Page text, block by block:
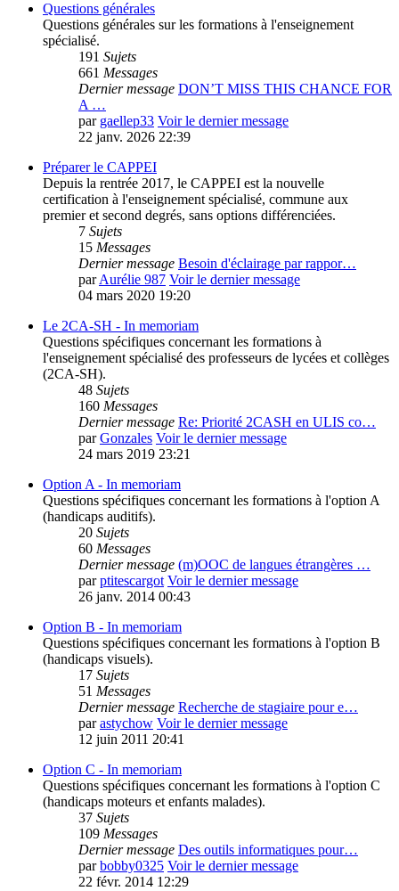
Questions générales
Questions générales sur les formations à l'enseignement
spécialisé.
191 Sujets
661 Messages
Dernier message DON’T MISS THIS CHANCE FOR
A …
par gaellep33 Voir le dernier message
22 janv. 2026 22:39
Préparer le CAPPEI
Depuis la rentrée 2017, le CAPPEI est la nouvelle
certification à l'enseignement spécialisé, commune aux
premier et second degrés, sans options différenciées.
7 Sujets
15 Messages
Dernier message Besoin d'éclairage par rappor…
parAurélie 987 Voir le dernier message
04 mars 2020 19:20
Le 2CA-SH - In memoriam
Questions spécifiques concernant les formations à
l'enseignement spécialisé des professeurs de lycées et collèges
(2CA-SH).
48 Sujets
160 Messages
Dernier message Re: Priorité 2CASH en ULIS co…
parGonzales Voir le dernier message
24 mars 2019 23:21
Option A - In memoriam
Questions spécifiques concernant les formations à l'option A
(handicaps auditifs).
20 Sujets
60 Messages
Dernier message (m)OOC de langues étrangères …
parptitescargot Voir le dernier message
26 janv. 2014 00:43
Option B - In memoriam
Questions spécifiques concernant les formations à l'option B
(handicaps visuels).
17 Sujets
51 Messages
Dernier message Recherche de stagiaire pour e…
parastychow Voir le dernier message
12 juin 2011 20:41
Option C - In memoriam
Questions spécifiques concernant les formations à l'option C
(handicaps moteurs et enfants malades).
37 Sujets
109 Messages
Dernier message Des outils informatiques pour…
parbobby0325 Voir le dernier message
22 févr. 2014 12:29